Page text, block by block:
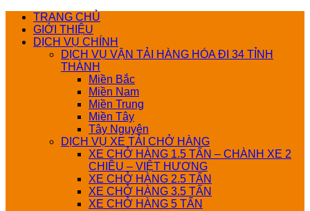
qua
TRANG CHỦ
GIỚI THIỆU
DỊCH VỤ CHÍNH
DỊCH VỤ VẬN TẢI HÀNG HÓA ĐI 34 TỈNH
THÀNH
Miền Bắc
Miền Nam
Miền Trung
Miền Tây
Tây Nguyên
DỊCH VỤ XE TẢI CHỞ HÀNG
XE CHỞ HÀNG 1.5 TẤN – CHÀNH XE 2
CHIỀU – VIỆT HƯƠNG
XE CHỞ HÀNG 2.5 TẤN
XE CHỞ HÀNG 3.5 TẤN
XE CHỞ HÀNG 5 TẤN